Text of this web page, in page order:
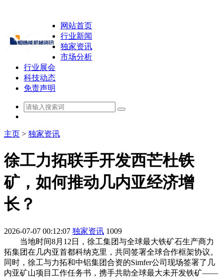
网站首页
行业新闻
独家资讯
市场分析
行业展会
科技动态
免责声明
主页 > 独家资讯
徐工力拓联手开发西芒杜铁
矿，如何推动几内亚经济增
长？
2026-07-07 00:12:07 独家资讯 1009
当地时间8月12日，徐工集团与全球最大铁矿石生产商力
拓集团在几内亚首都科纳克里，共同签署全球合作框架协议。
同时，徐工与力拓和中铝集团合资的Simfer公司现场签署了几
内亚矿山项目工作任务书，携手共助全球最大未开发铁矿——